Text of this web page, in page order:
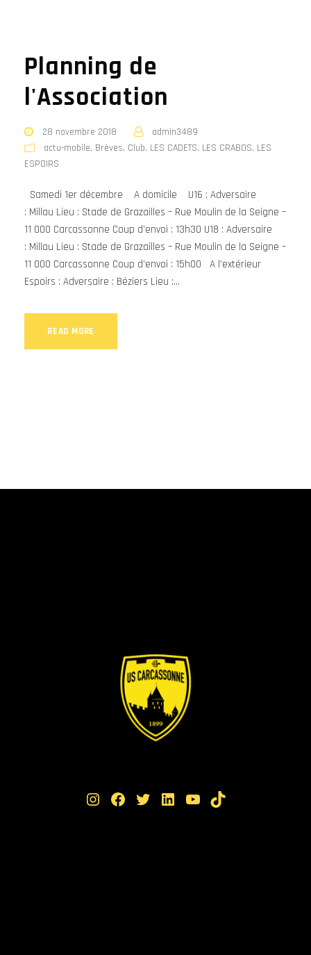
Planning de
l'Association
28 novembre 2018
admin3489
actu-mobile, Brèves, Club, LES CADETS, LES CRABOS, LES
ESPOIRS
Samedi 1er décembre A domicile U16 : Adversaire
: Millau Lieu : Stade de Grazailles – Rue Moulin de la Seigne –
11 000 Carcassonne Coup d’envoi : 13h30 U18 : Adversaire
: Millau Lieu : Stade de Grazailles – Rue Moulin de la Seigne –
11 000 Carcassonne Coup d’envoi : 15h00 A l’extérieur
Espoirs : Adversaire : Béziers Lieu :...
READ MORE
Instagram Facebook Twitter LinkedIn YouTube TikTok